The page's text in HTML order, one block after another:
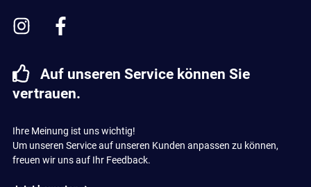
Auf unseren Service können Sie
vertrauen.
Ihre Meinung ist uns wichtig!
Um unseren Service auf unseren Kunden anpassen zu können,
freuen wir uns auf Ihr Feedback.